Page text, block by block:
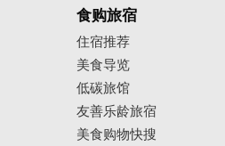
食购旅宿
住宿推荐
美食导览
低碳旅馆
友善乐龄旅宿
美食购物快搜